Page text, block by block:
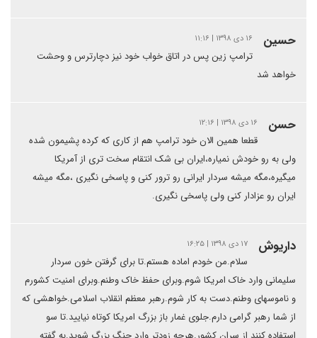
حسین ۱۶ دی ۱۳۹۸ | ۱۱:۱۶
ترامپ زین پس در اتاق خواب خود نیز دچارترس و وحشت
خواهد شد
حسن ۱۶ دی ۱۳۹۸ | ۱۲:۱۶
قطعا همین الان خود ترامپ هم از کاری که کرده پشیمون شده
ولی به رو خودش نمیاره،ایران بی شک انتقام سخت تری از آمریکا
میگیره،مگه میشه سردار ایرانی رو ترور کنی و پاسخی نگیری ،مگه میشه
ایران رو عزادار کنی ولی پاسخی نگیری.
داریوش ۱۷ دی ۱۳۹۸ | ۱۶:۲۵
سلام.من خودم اماده هستم.تا برای گرفتن خون سردار
سلیمانی وارد خاک امریکا شوم.وبرای حفظ خاک وطنم.وبرای امنیت کشورم
و ناموسهای وطنم.دست به کار شوم.رهبر معظم انقلاب اسلامی.خواهشی که
از شما رهبر گرامی دارم.جلوی غمار باز بزرگ امریکا کوتاه نیایید.تا سو